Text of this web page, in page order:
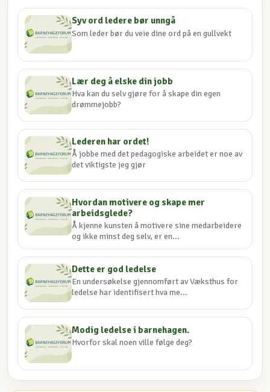
Syv ord ledere bør unngå
Som leder bør du veie dine ord på en gullvekt
Lær deg å elske din jobb
Hva kan du selv gjøre for å skape din egen
drømmejobb?
Lederen har ordet!
Å jobbe med det pedagogiske arbeidet er noe av
det viktigste jeg gjør
Hvordan motivere og skape mer
arbeidsglede?
Å kjenne kunsten å motivere sine medarbeidere
og ikke minst deg selv, er en...
Dette er god ledelse
En undersøkelse gjennomført av Væksthus for
ledelse har identifisert hva me...
Modig ledelse i barnehagen.
Hvorfor skal noen ville følge deg?